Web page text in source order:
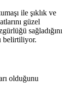
ile şıklık ve
güzel
sağladığını
belirtiliyor.
olduğunu